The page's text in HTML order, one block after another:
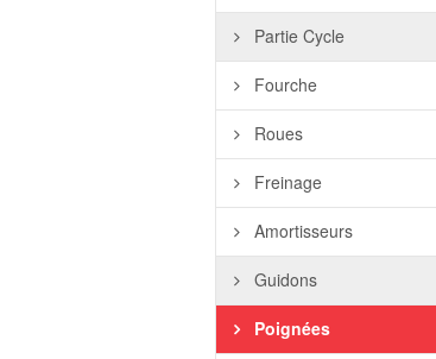
Partie Cycle
Fourche
Roues
Freinage
Amortisseurs
Guidons
Poignées